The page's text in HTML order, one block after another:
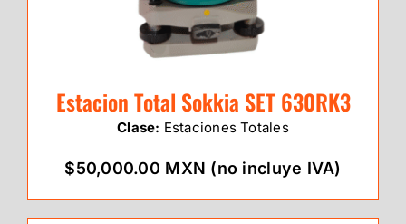
Estacion Total Sokkia SET 630RK3
Clase: Estaciones Totales
$50,000.00 MXN (no incluye IVA)